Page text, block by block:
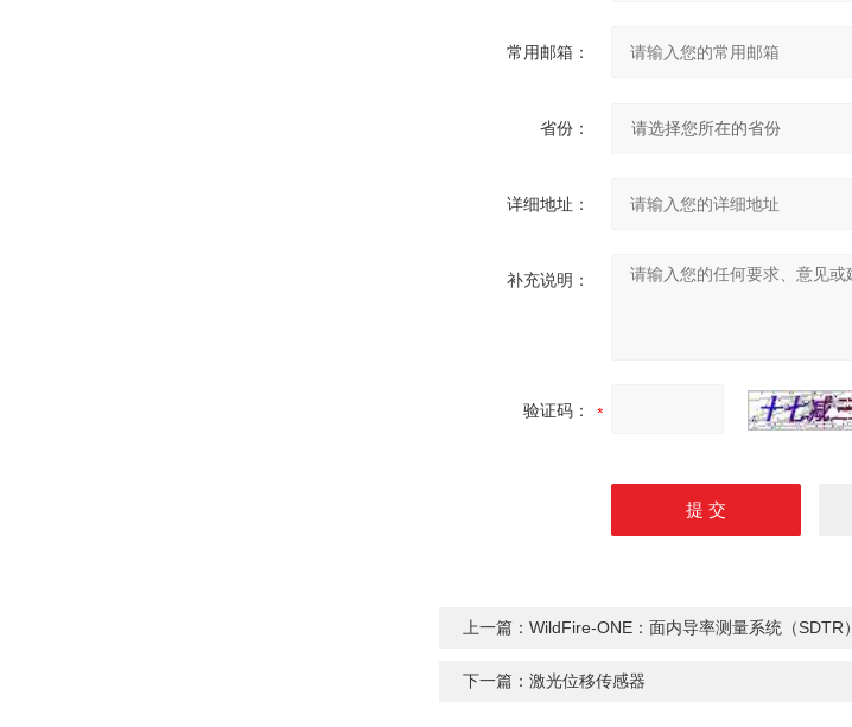
常用邮箱：
省份：
详细地址：
补充说明：
验证码：
上一篇： WildFire-ONE：面内导率测量系统（SDTR）
下一篇： 激光位移传感器